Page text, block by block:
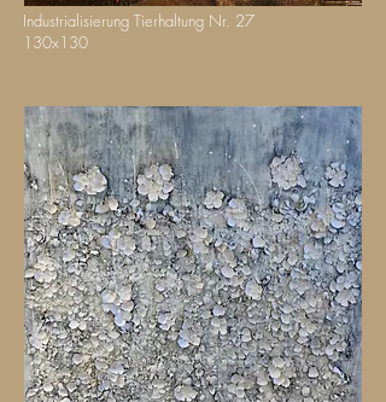
Industrialisierung Tierhaltung Nr. 27
130x130